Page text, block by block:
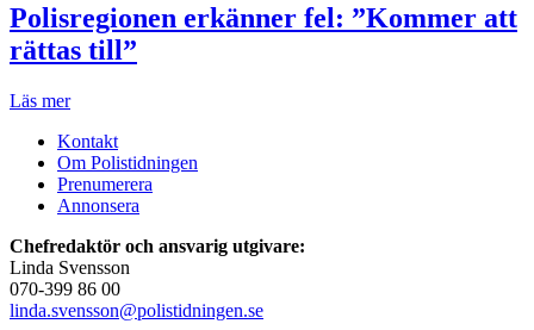
Polisregionen erkänner fel: ”Kommer att
rättas till”
Läs mer
Kontakt
Om Polistidningen
Prenumerera
Annonsera
Chefredaktör och ansvarig utgivare:
Linda Svensson
070-399 86 00
linda.svensson@polistidningen.se